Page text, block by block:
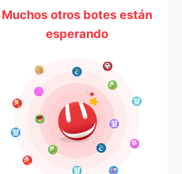
Muchos otros botes están
esperando